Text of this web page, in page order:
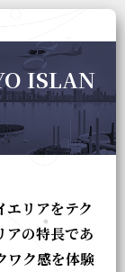
ISLAN
エリアをテク
アの特長であ
ワク感を体験